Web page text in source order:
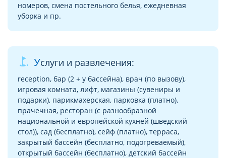
номеров, смена постельного белья, ежедневная
уборка и пр.
golf_course Услуги и развлечения:
reception, бар (2 + у бассейна), врач (по вызову),
игровая комната, лифт, магазины (сувениры и
подарки), парикмахерская, парковка (платно),
прачечная, ресторан (с разнообразной
национальной и европейской кухней (шведский
стол)), сад (бесплатно), сейф (платно), терраса,
закрытый бассейн (бесплатно, подогреваемый),
открытый бассейн (бесплатно), детский бассейн